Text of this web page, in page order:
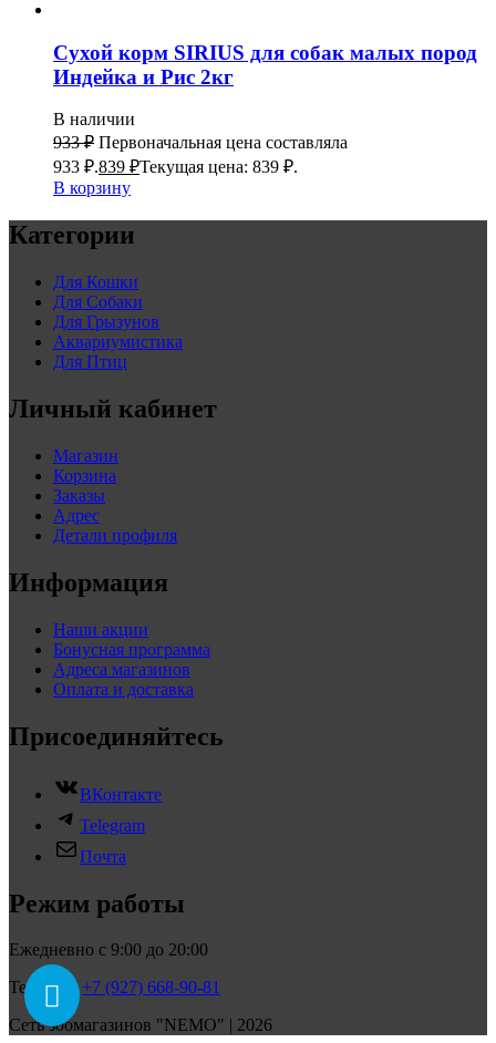
Сухой корм SIRIUS для собак малых пород
Индейка и Рис 2кг
В наличии
933₽ Первоначальная цена составляла
933 ₽.839 ₽Текущая цена: 839 ₽.
В корзину
Категории
Для Кошки
Для Собаки
Для Грызунов
Аквариумистика
Для Птиц
Личный кабинет
Магазин
Корзина
Заказы
Адрес
Детали профиля
Информация
Наши акции
Бонусная программа
Адреса магазинов
Оплата и доставка
Присоединяйтесь
ВКонтакте
Telegram
Почта
Режим работы
Ежедневно с 9:00 до 20:00
Телефон:+7 (927) 668-90-81
Сеть зоомагазинов "NEMO" | 2026